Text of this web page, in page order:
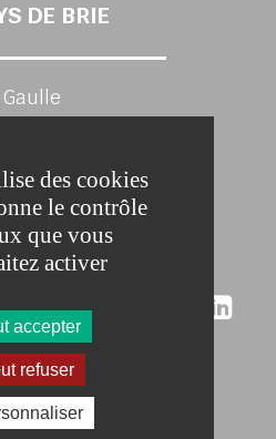
DE BRIE
Suivez-nous
Suivez-
des cookies
le contrôle
que vous
activer
accepter
refuser